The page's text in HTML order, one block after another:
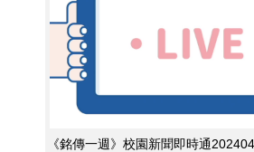
《銘傳一週》校園新聞即時通